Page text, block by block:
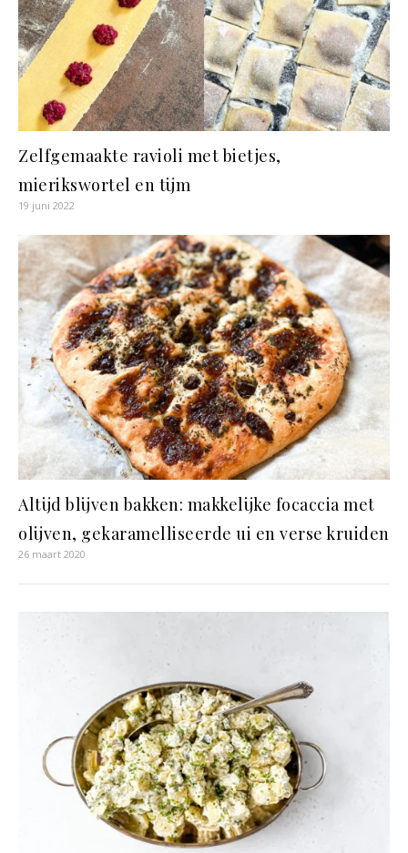
Zelfgemaakte ravioli met bietjes,
mierikswortel en tijm
19 juni 2022
Altijd blijven bakken: makkelijke focaccia met
olijven, gekaramelliseerde ui en verse kruiden
26 maart 2020